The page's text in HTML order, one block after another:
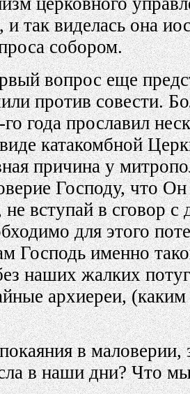
так виделась она
собором.
вопрос еще
против совести.
года прославил
катакомбной
причина у
Господу, что
вступай в сговор с
для этого
Господь именно
наших жалких
архиереи,
в
в наши дни? Что